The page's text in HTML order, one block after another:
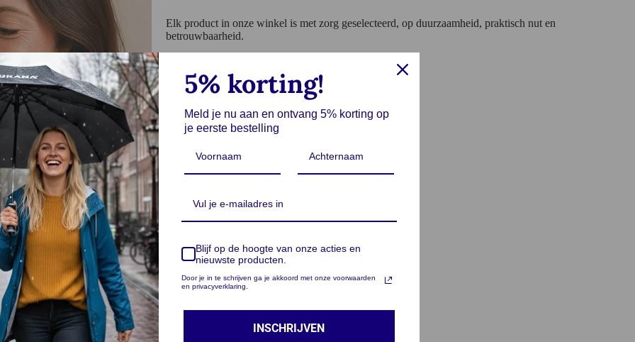
Elk product in onze winkel is met zorg geselecteerd, op duurzaamheid, praktisch nut en
betrouwbaarheid.
Valt het tegen? Dan gaat het eruit.
Zo blijft ons assortiment klein, scherp en écht nuttig.
Ontdek het assortiment
5% korting!
Meld je nu aan en ontvang 5% korting op
je eerste bestelling
Blijf op de hoogte van onze acties en
nieuwste producten.
Door je in te schrijven ga je akkoord met onze voorwaarden
en privacyverklaring.
INSCHRIJVEN